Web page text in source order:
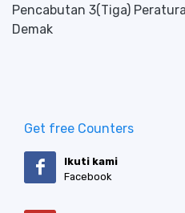
Pencabutan 3(Tiga)
Demak
Get free Counters
Ikuti kami
Facebook